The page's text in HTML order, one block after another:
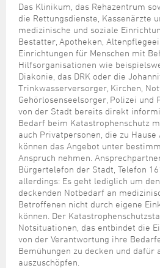
Das Klinikum, das Rehazentrum
die Rettungsdienste, Kassenärzte
medizinische und soziale
Bestatter, Apotheken,
Einrichtungen für Menschen mit
Hilfsorganisationen wie
Diakonie, das DRK oder die
Trinkwasserversorger, Kirchen,
Gehörlosenseelsorger, Polizei und
von der Stadt bereits direkt
Bedarf beim Katastrophenschutz
auch Privatpersonen, die zu Hause
können das Angebot unter
Anspruch nehmen.
Bürgertelefon der Stadt, Telefon
allerdings: Es geht lediglich um
deckenden Notbedarf an
Betroffenen nicht durch eigene
können. Der
Notsituationen, das entbindet die
von der Verantwortung ihre
Bemühungen zu decken und dafür
auszuschöpfen.